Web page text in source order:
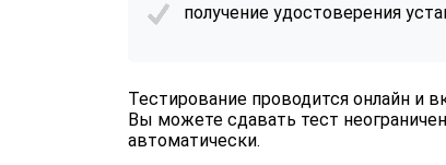
получение удостоверения
Тестирование проводится онлайн и
Вы можете сдавать тест
автоматически.